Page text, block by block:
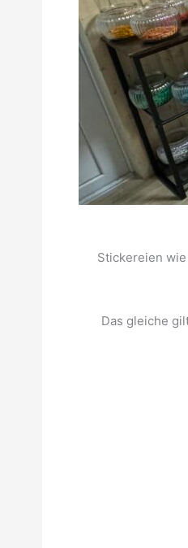
Stickereien
Das gleiche